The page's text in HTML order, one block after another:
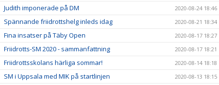
Judith imponerade på DM 2020-08-24 18:46
Spännande friidrottshelg inleds idag 2020-08-21 18:34
Fina insatser på Täby Open 2020-08-17 18:27
Friidrotts-SM 2020 - sammanfattning 2020-08-17 18:21
Friidrottsskolans härliga sommar! 2020-08-14 18:18
SM i Uppsala med MIK på startlinjen 2020-08-13 18:15